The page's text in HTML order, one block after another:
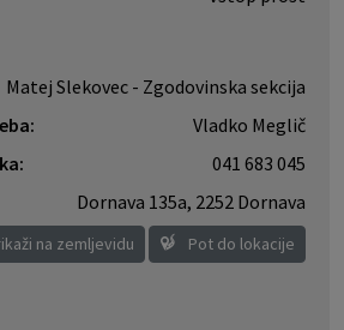
Matej Slekovec - Zgodovinska sekcija
Vladko Meglič
041 683 045
Dornava 135a, 2252 Dornava
na zemljevidu Pot do lokacije
značaja